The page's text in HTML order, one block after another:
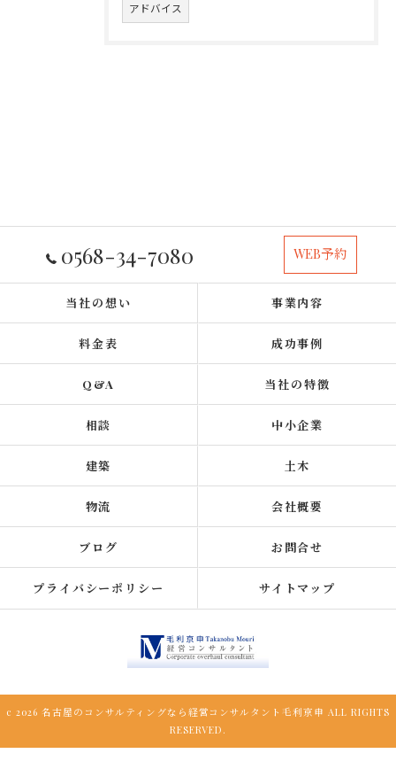
アドバイス
0568-34-7080 WEB予約
当社の想い 事業内容
料金表 成功事例
Q&A 当社の特徴
相談 中小企業
建築 土木
物流 会社概要
ブログ お問合せ
プライバシーポリシー サイトマップ
c 2026 名古屋のコンサルティングなら経営コンサルタント毛利京申 ALL RIGHTS
RESERVED.